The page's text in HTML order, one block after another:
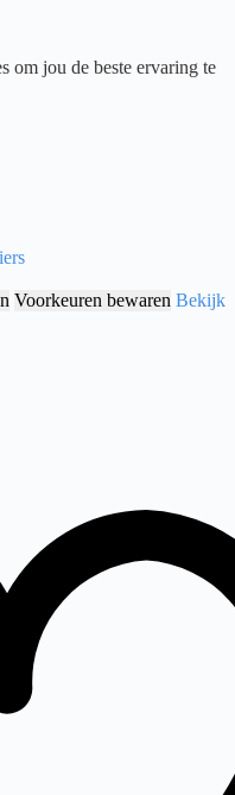
om jou de beste ervaring te
Voorkeuren bewaren Bekijk